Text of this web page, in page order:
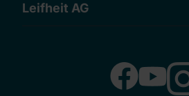
Leifheit AG